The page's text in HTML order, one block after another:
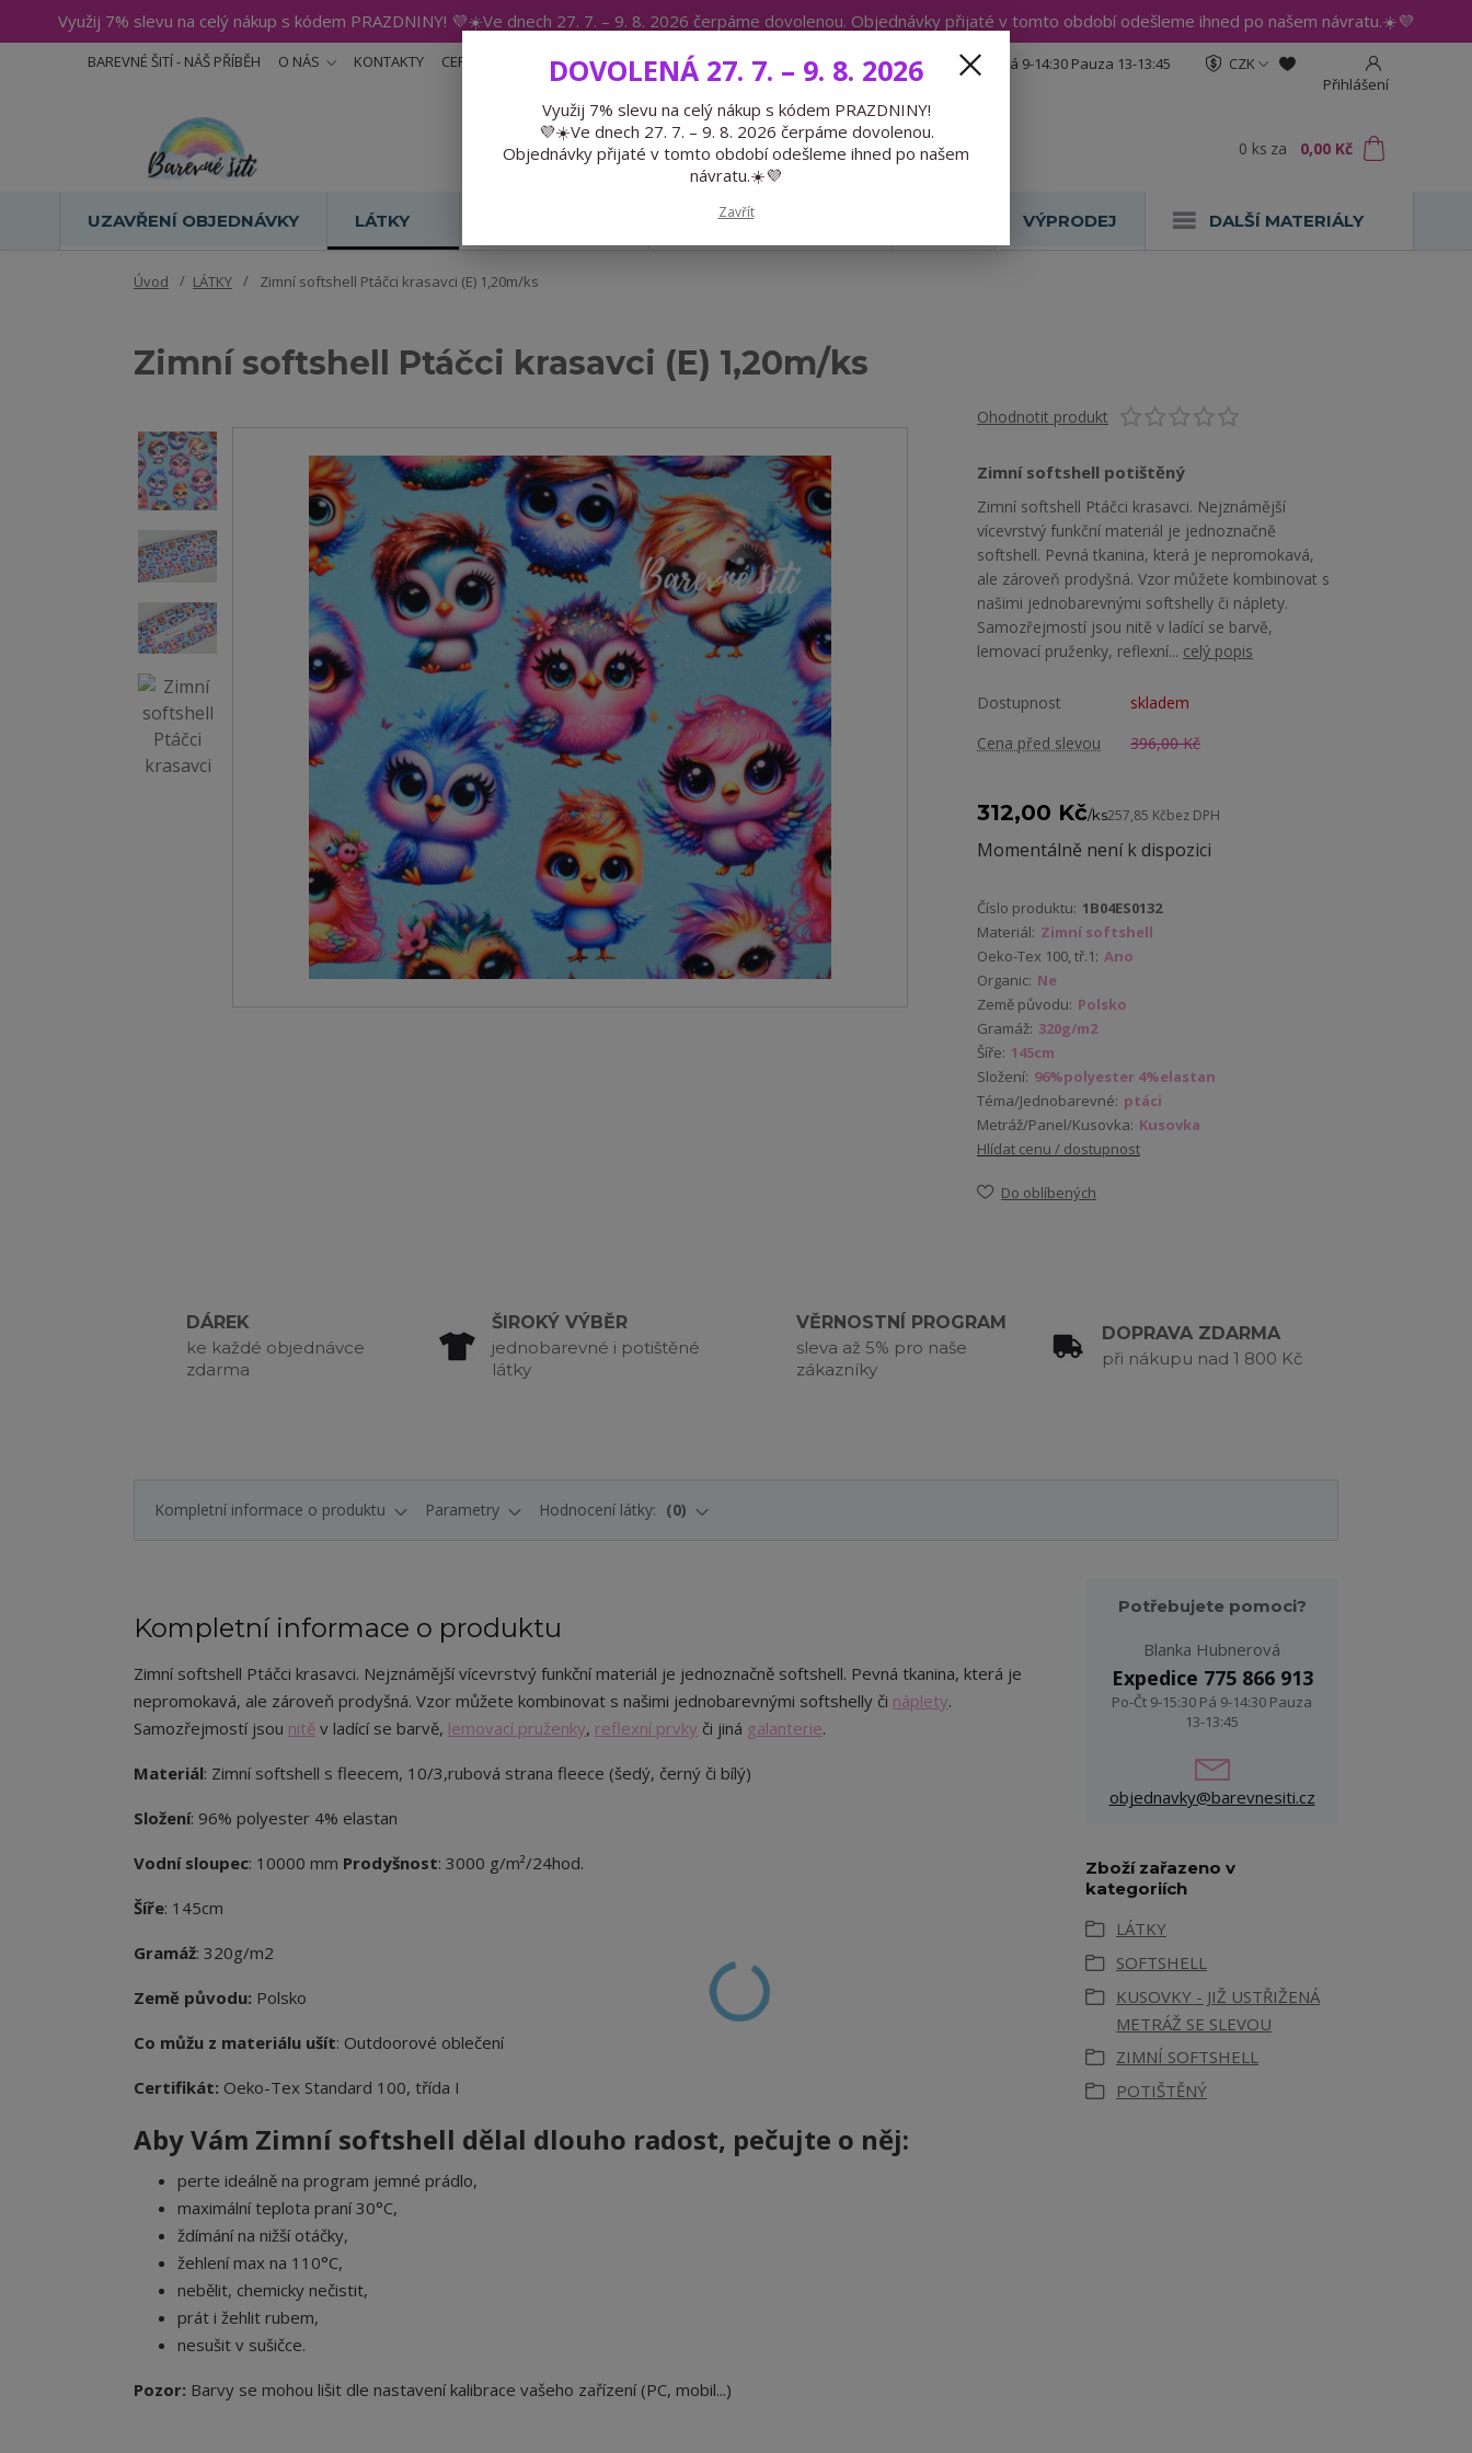
Využij 7% slevu na celý nákup s kódem PRAZDNINY! 💜☀️Ve dnech 27. 7. – 9. 8. 2026 čerpáme dovolenou. Objednávky přijaté v tomto období odešleme ihned po našem návratu.☀️💜
BAREVNÉ ŠITÍ - NÁŠ PŘÍBĚH O NÁS KONTAKTY CERTIFIKÁTY BLOG
CZK
Přihlášení
Hledat
Expedice 775 866 913 Po-Čt 9-15:30 Pá 9-14:30 Pauza 13-13:45
0 ks za 0,00 Kč
UZAVŘENÍ OBJEDNÁVKY LÁTKY PŘEDOBJEDNÁVKY VÝPRODEJ DALŠÍ MATERIÁLY
Úvod LÁTKY Zimní softshell Ptáčci krasavci (E) 1,20m/ks
Zimní softshell Ptáčci krasavci (E) 1,20m/ks
Ohodnotit produkt
Zimní softshell potištěný
Zimní softshell Ptáčci krasavci. Nejznámější
vícevrstvý funkční materiál je jednoznačně
softshell. Pevná tkanina, která je nepromokavá,
ale zároveň prodyšná. Vzor můžete kombinovat s
našimi jednobarevnými softshelly či náplety.
Samozřejmostí jsou nitě v ladící se barvě,
lemovací pruženky, reflexní... celý popis
Dostupnost
skladem
Cena před slevou
396,00 Kč
312,00 Kč/ks257,85 Kčbez DPH
Momentálně není k dispozici
Číslo produktu: 1B04ES0132
Materiál: Zimní softshell
Oeko-Tex 100, tř.1: Ano
Organic: Ne
Země původu: Polsko
Gramáž: 320g/m2
Šíře: 145cm
Složení: 96%polyester 4%elastan
Téma/Jednobarevné: ptáci
Metráž/Panel/Kusovka: Kusovka
Hlídat cenu / dostupnost
Do oblíbených
DÁREK
ke každé objednávce
zdarma
ŠIROKÝ VÝBĚR
jednobarevné i potištěné
látky
VĚRNOSTNÍ PROGRAM
sleva až 5% pro naše
zákazníky
DOPRAVA ZDARMA
při nákupu nad 1 800 Kč
Kompletní informace o produktu Parametry Hodnocení látky: 0
Kompletní informace o produktu
Zimní softshell Ptáčci krasavci. Nejznámější vícevrstvý funkční materiál je jednoznačně softshell. Pevná tkanina, která je
nepromokavá, ale zároveň prodyšná. Vzor můžete kombinovat s našimi jednobarevnými softshelly či náplety.
Samozřejmostí jsou nitě v ladící se barvě, lemovací pruženky, reflexní prvky či jiná galanterie.
Materiál: Zimní softshell s fleecem, 10/3,rubová strana fleece (šedý, černý či bílý)
Složení: 96% polyester 4% elastan
Vodní sloupec: 10000 mm Prodyšnost: 3000 g/m²/24hod.
Šíře: 145cm
Gramáž: 320g/m2
Země původu: Polsko
Co můžu z materiálu ušít: Outdoorové oblečení
Certifikát: Oeko-Tex Standard 100, třída I
Aby Vám Zimní softshell dělal dlouho radost, pečujte o něj:
perte ideálně na program jemné prádlo,
maximální teplota praní 30°C,
ždímání na nižší otáčky,
žehlení max na 110°C,
nebělit, chemicky nečistit,
prát i žehlit rubem,
nesušit v sušičce.
Pozor: Barvy se mohou lišit dle nastavení kalibrace vašeho zařízení (PC, mobil...)
Potřebujete pomoci?
Blanka Hubnerová
Expedice 775 866 913
Po-Čt 9-15:30 Pá 9-14:30 Pauza
13-13:45
objednavky@barevnesiti.cz
Zboží zařazeno v
kategoriích
LÁTKY
SOFTSHELL
KUSOVKY - JIŽ USTŘIŽENÁ
METRÁŽ SE SLEVOU
ZIMNÍ SOFTSHELL
POTIŠTĚNÝ
DOVOLENÁ 27. 7. – 9. 8. 2026
Využij 7% slevu na celý nákup s kódem PRAZDNINY!
💜☀️Ve dnech 27. 7. – 9. 8. 2026 čerpáme dovolenou.
Objednávky přijaté v tomto období odešleme ihned po našem
návratu.☀️💜
Zavřít